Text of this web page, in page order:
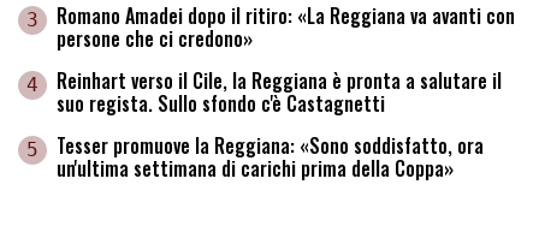
3 Romano Amadei dopo il ritiro: «La Reggiana va avanti con
persone che ci credono»
4 Reinhart verso il Cile, la Reggiana è pronta a salutare il
suo regista. Sullo sfondo c'è Castagnetti
5 Tesser promuove la Reggiana: «Sono soddisfatto, ora
un'ultima settimana di carichi prima della Coppa»